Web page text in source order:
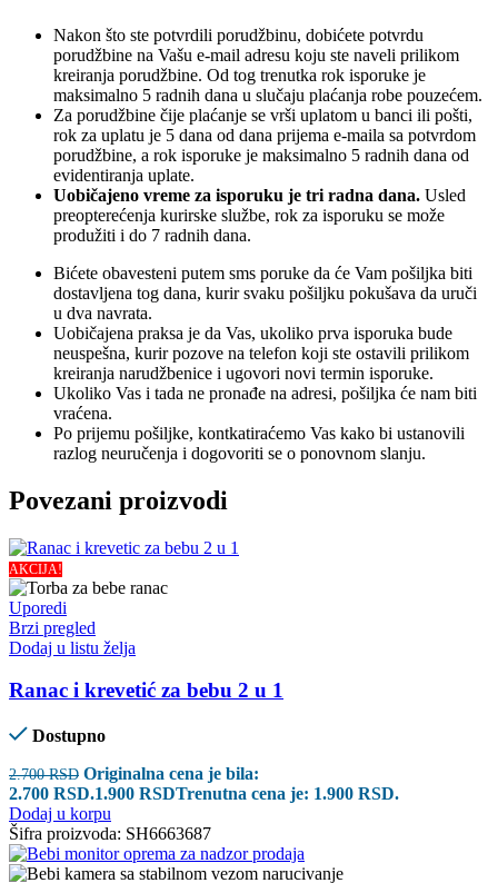
Nakon što ste potvrdili porudžbinu, dobićete potvrdu
porudžbine na Vašu e-mail adresu koju ste naveli prilikom
kreiranja porudžbine. Od tog trenutka rok isporuke je
maksimalno 5 radnih dana u slučaju plaćanja robe pouzećem.
Za porudžbine čije plaćanje se vrši uplatom u banci ili pošti,
rok za uplatu je 5 dana od dana prijema e-maila sa potvrdom
porudžbine, a rok isporuke je maksimalno 5 radnih dana od
evidentiranja uplate.
Uobičajeno vreme za isporuku je tri radna dana. Usled
preopterećenja kurirske službe, rok za isporuku se može
produžiti i do 7 radnih dana.
Bićete obavesteni putem sms poruke da će Vam pošiljka biti
dostavljena tog dana, kurir svaku pošiljku pokušava da uruči
u dva navrata.
Uobičajena praksa je da Vas, ukoliko prva isporuka bude
neuspešna, kurir pozove na telefon koji ste ostavili prilikom
kreiranja narudžbenice i ugovori novi termin isporuke.
Ukoliko Vas i tada ne pronađe na adresi, pošiljka će nam biti
vraćena.
Po prijemu pošiljke, kontkatiraćemo Vas kako bi ustanovili
razlog neuručenja i dogovoriti se o ponovnom slanju.
Povezani proizvodi
AKCIJA!
Uporedi
Brzi pregled
Dodaj u listu želja
Ranac i krevetić za bebu 2 u 1
Dostupno
2.700RSD Originalna cena je bila:
2.700 RSD.1.900 RSDTrenutna cena je: 1.900 RSD.
Dodaj u korpu
Šifra proizvoda: SH6663687